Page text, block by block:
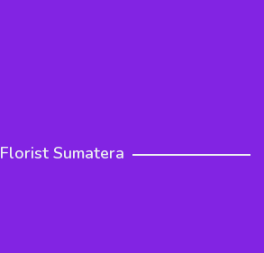
Florist Sumatera